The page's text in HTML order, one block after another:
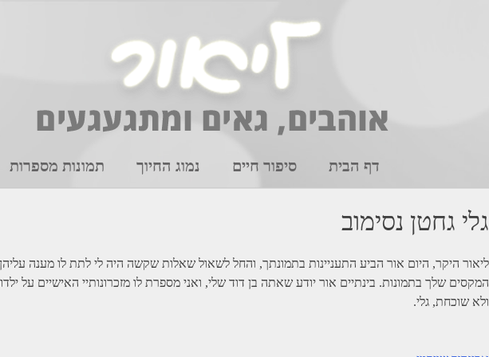
דף הבית סיפור חיים נמוג החיוך תמונות מספרות
גלי גחטן נסימוב
ליאור היקר, היום אור הביע התעניינות בתמונתך, והחל לשאול שאלות שקשה היה לי לתת לו מענה
המקסים שלך בתמונות. בינתיים אור יודע שאתה בן דוד שלי, ואני מספרת לו מזכרונותיי האישיים
ולא שוכחת, גלי.